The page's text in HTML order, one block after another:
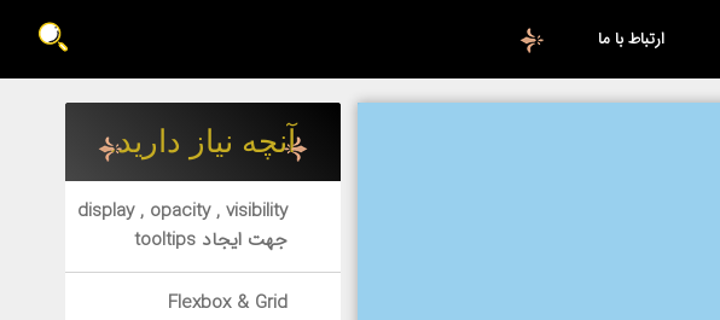
ارتباط با ما
آنچه نیاز دارید.
display , opacity , visibility
جهت ایجاد tooltips
Flexbox & Grid